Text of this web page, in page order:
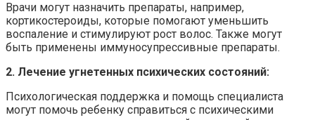
Врачи могут назначить препараты, например,
кортикостероиды, которые помогают уменьшить
воспаление и стимулируют рост волос. Также могут
быть применены иммуносупрессивные препараты.
2. Лечение угнетенных психических состояний:
Психологическая поддержка и помощь специалиста
могут помочь ребенку справиться с психическими